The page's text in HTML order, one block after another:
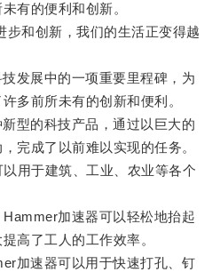
有的便利和创新。
和创新，我们的生活正变得越
展中的一项重要里程碑，为
多前所未有的创新和便利。
的科技产品，通过以巨大的
完成了以前难以实现的任务。
于建筑、工业、农业等各个
加速器可以轻松地抬起
高了工人的工作效率。
速器可以用于快速打孔、钉